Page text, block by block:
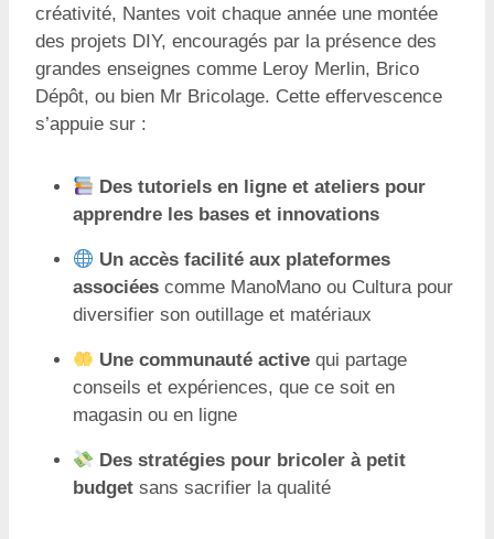
créativité, Nantes voit chaque année une montée
des projets DIY, encouragés par la présence des
grandes enseignes comme Leroy Merlin, Brico
Dépôt, ou bien Mr Bricolage. Cette effervescence
s’appuie sur :
Des tutoriels en ligne et ateliers pour
apprendre les bases et innovations
Un accès facilité aux plateformes
associées comme ManoMano ou Cultura pour
diversifier son outillage et matériaux
Une communauté active qui partage
conseils et expériences, que ce soit en
magasin ou en ligne
Des stratégies pour bricoler à petit
budget sans sacrifier la qualité